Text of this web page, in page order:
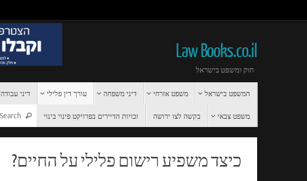
Law Books.co.il
חוק ומשפט בישראל
המשפט בישראל משפט אזרחי דיני משפחה עורך דין פלילי דיני עבודה
משפט צבאי בקשה לצו ירושה זכויות הדיירים בפרויקט פינוי בינוי
כיצד משפיע רישום פלילי על החיים?